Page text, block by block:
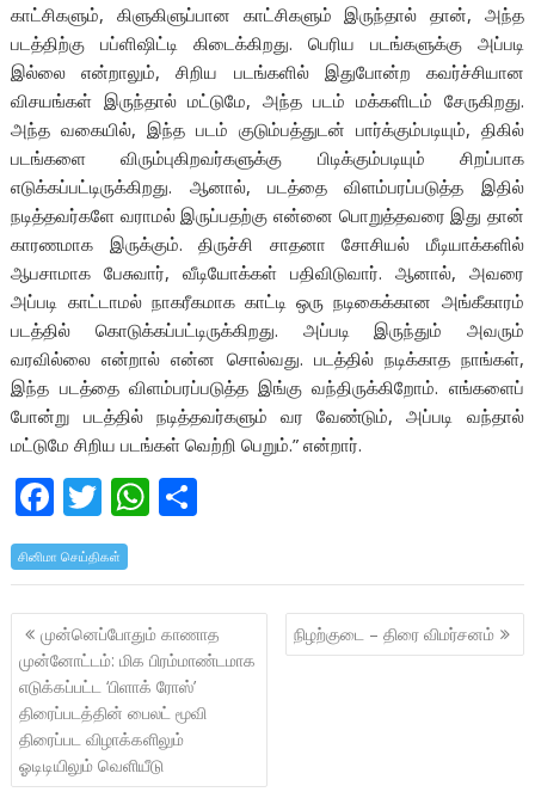
காட்சிகளும், கிளுகிளுப்பான காட்சிகளும் இருந்தால் தான், அந்த
படத்திற்கு பப்ளிஷிட்டி கிடைக்கிறது. பெரிய படங்களுக்கு அப்படி
இல்லை என்றாலும், சிறிய படங்களில் இதுபோன்ற கவர்ச்சியான
விசயங்கள் இருந்தால் மட்டுமே, அந்த படம் மக்களிடம் சேருகிறது.
அந்த வகையில், இந்த படம் குடும்பத்துடன் பார்க்கும்படியும், திகில்
படங்களை விரும்புகிறவர்களுக்கு பிடிக்கும்படியும் சிறப்பாக
எடுக்கப்பட்டிருக்கிறது. ஆனால், படத்தை விளம்பரப்படுத்த இதில்
நடித்தவர்களே வராமல் இருப்பதற்கு என்னை பொறுத்தவரை இது தான்
காரணமாக இருக்கும். திருச்சி சாதனா சோசியல் மீடியாக்களில்
ஆபசாமாக பேசுவார், வீடியோக்கள் பதிவிடுவார். ஆனால், அவரை
அப்படி காட்டாமல் நாகரீகமாக காட்டி ஒரு நடிகைக்கான அங்கீகாரம்
படத்தில் கொடுக்கப்பட்டிருக்கிறது. அப்படி இருந்தும் அவரும்
வரவில்லை என்றால் என்ன சொல்வது. படத்தில் நடிக்காத நாங்கள்,
இந்த படத்தை விளம்பரப்படுத்த இங்கு வந்திருக்கிறோம். எங்களைப்
போன்று படத்தில் நடித்தவர்களும் வர வேண்டும், அப்படி வந்தால்
மட்டுமே சிறிய படங்கள் வெற்றி பெறும்.” என்றார்.
F
ac
e
b
o
o
k
T
w
itt
er
W
at
s
A
p
p
ar
e
சினிமா செய்திகள்
Post
navigation
முன்னெப்போதும் காணாத
முன்னோட்டம்: மிக பிரம்மாண்டமாக
எடுக்கப்பட்ட ‘பிளாக் ரோஸ்’
திரைப்படத்தின் பைலட் மூவி
திரைப்பட விழாக்களிலும்
ஓடிடியிலும் வெளியீடு
நிழற்குடை – திரை விமர்சனம்